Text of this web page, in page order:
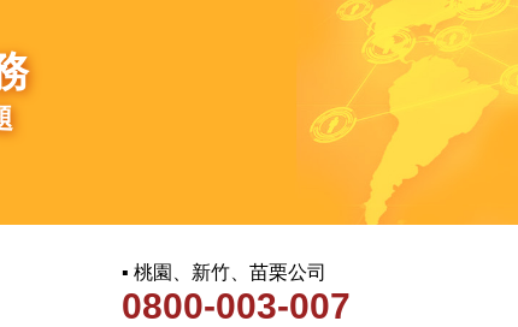
▪ 桃園、新竹、苗栗公司
0800-003-007